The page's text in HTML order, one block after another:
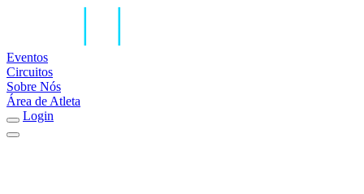
Eventos
Circuitos
Sobre Nós
Área de Atleta
Login